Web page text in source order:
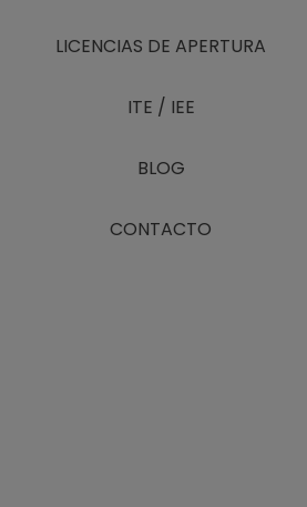
LICENCIAS DE APERTURA
ITE / IEE
BLOG
CONTACTO